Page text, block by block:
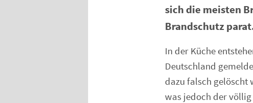
sich die meisten
Brandschutz
In der Küche
Deutschland
dazu falsch gelöscht
was jedoch der völlig